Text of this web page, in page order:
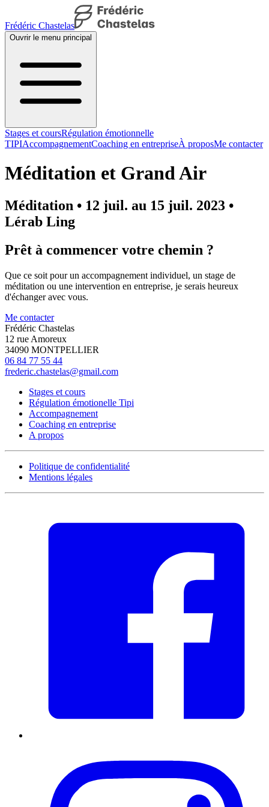
Frédéric Chastelas
Ouvrir le menu principal
Stages et coursRégulation émotionnelle
TIPIAccompagnementCoaching en entrepriseÀ proposMe contacter
Méditation et Grand Air
Méditation • 12 juil. au 15 juil. 2023 •
Lérab Ling
Prêt à commencer votre chemin ?
Que ce soit pour un accompagnement individuel, un stage de
méditation ou une intervention en entreprise, je serais heureux
d'échanger avec vous.
Me contacter
Frédéric Chastelas
12 rue Amoreux
34090 MONTPELLIER
06 84 77 55 44
frederic.chastelas@gmail.com
Stages et cours
Régulation émotionelle Tipi
Accompagnement
Coaching en entreprise
A propos
Politique de confidentialité
Mentions légales